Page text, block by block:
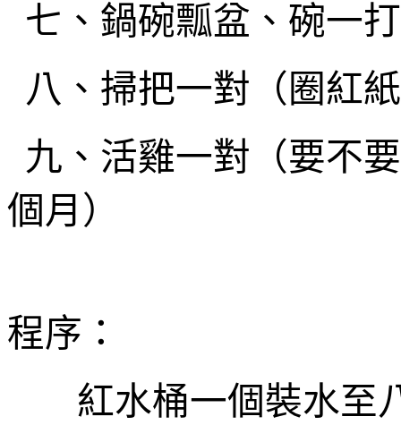
七、 鍋碗瓢盆、碗一
八、 掃把一對（圈紅
九、 活雞一對（要不
個月）
程序：
紅水桶一個裝水至